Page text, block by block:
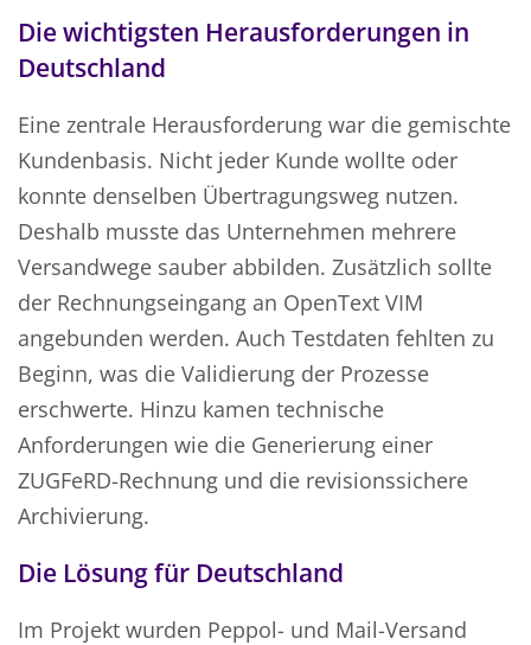
Die wichtigsten Herausforderungen in
Deutschland
Eine zentrale Herausforderung war die gemischte
Kundenbasis. Nicht jeder Kunde wollte oder
konnte denselben Übertragungsweg nutzen.
Deshalb musste das Unternehmen mehrere
Versandwege sauber abbilden. Zusätzlich sollte
der Rechnungseingang an OpenText VIM
angebunden werden. Auch Testdaten fehlten zu
Beginn, was die Validierung der Prozesse
erschwerte. Hinzu kamen technische
Anforderungen wie die Generierung einer
ZUGFeRD-Rechnung und die revisionssichere
Archivierung.
Die Lösung für Deutschland
Im Projekt wurden Peppol- und Mail-Versand